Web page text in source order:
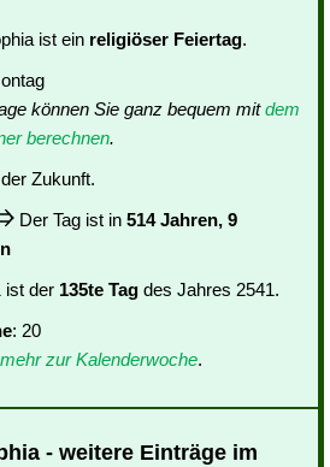
ist ein religiöser Feiertag.
können Sie ganz bequem mitdem
berechnen.
Zukunft.
Der Tag ist in 514 Jahren, 9
ist der 135te Tag des Jahres 2541.
: 20
zur Kalenderwoche.
- weitere Einträge im